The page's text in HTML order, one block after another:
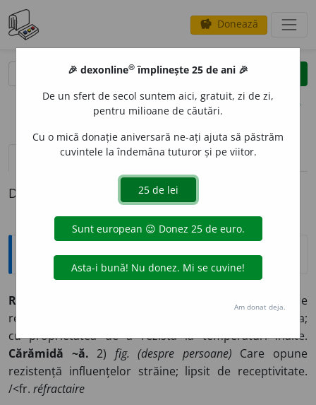
savings Donează
clear
opțiuni
definiții (1) pronunțievolume_up (2)
Definiția cu ID-ul 351078:
Explicative DEX
REFRACT
Care
rezistă la temperaturi înalte fără a-și schimba structura;
cu proprietatea de a rezista la temperaturi înalte.
Cărămidă ~ă. 2) fig. (despre persoane) Care opune
rezistență influențelor străine; lipsit de receptivitate.
/<fr. réfractaire
🎉 dexonline® împlinește 25 de ani 🎉
De un sfert de secol suntem aici, gratuit, zi de zi,
pentru milioane de căutări.
Cu o mică donație aniversară ne-ați ajuta să păstrăm
cuvintele la îndemâna tuturor și pe viitor.
Am donat deja.